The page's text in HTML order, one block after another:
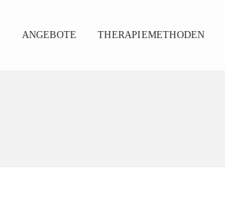
ANGEBOTE THERAPIEMETHODEN